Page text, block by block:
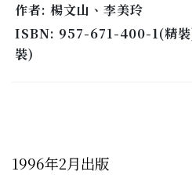
作者: 楊文山、李美玲
ISBN: 957-671-400-1(精
裝)
1996年2月出版